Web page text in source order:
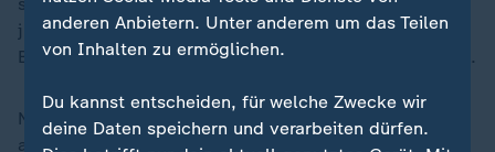
junge - FDP-Mitglieder verließen damals die Partei.
Baum blieb und war von 1982 bis 1991 noch FDP-Vize.
Nach seinem Ausscheiden aus dem Bundestag
arbeitete er wieder als Rechtsanwalt. Daneben führte
anderen Anbietern. Unter anderem um das Teilen
von Inhalten zu ermöglichen.
Du kannst entscheiden, für welche Zwecke wir
deine Daten speichern und verarbeiten dürfen.